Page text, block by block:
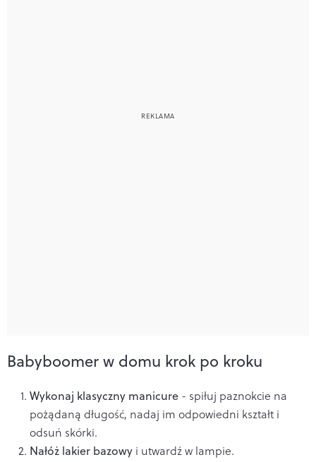
Babyboomer w domu krok po kroku
Wykonaj klasyczny manicure - spiłuj paznokcie na
pożądaną długość, nadaj im odpowiedni kształt i
odsuń skórki.
Nałóż lakier bazowy i utwardź w lampie.